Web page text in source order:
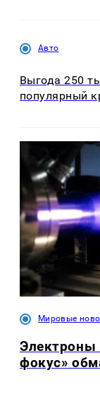
Авто
Выгода 250
популярный
Мировые
Электроны
фокус»